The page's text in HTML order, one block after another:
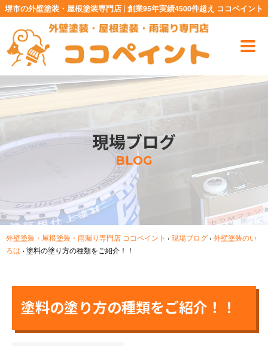
堺市の外壁塗装・屋根塗装専門店 | 創業95年実績4500件超え ココペイント
現場ブログ
BLOG
外壁塗装・屋根塗装・雨漏り専門店 ココペイント › 現場ブログ › 外壁塗装のい
ろは › 塗料の塗り方の種類をご紹介！！
塗料の塗り方の種類をご紹介！！